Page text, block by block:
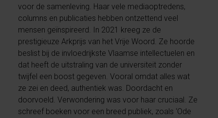
voor de samenleving. Haar vele mediaoptredens,
columns en publicaties hebben ontzettend veel
mensen geïnspireerd. In 2021 kreeg ze de
prestigieuze Arkprijs van het Vrije Woord. Ze hoorde
beslist bij de invloedrijkste Vlaamse intellectuelen en
dat heeft de uitstraling van de universiteit zonder
twijfel een boost gegeven. Vooral omdat alles wat
ze zei en deed, authentiek was. Doordacht en
doorvoeld. Verwondering was voor haar cruciaal. Ze
schreef boeken voor een breed publiek, zoals ‘Ode